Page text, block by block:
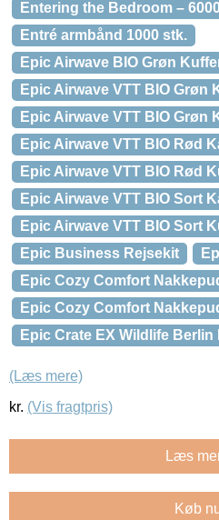
Entering the Bedroom –
Entré armbånd 1000 stk.
Epic Airwave BIO Grøn
Epic Airwave VTT BIO Grøn
Epic Airwave VTT BIO Grøn
Epic Airwave VTT BIO Rød
Epic Airwave VTT BIO Rød
Epic Airwave VTT BIO Sort
Epic Airwave VTT BIO Sort
Epic Business Rejsekit
Epic Cozy Comfort
Epic Cozy Comfort
Epic Crate EX Wildlife
(Læs mere)
kr. (Vis fragtpris)
Læs
Køb